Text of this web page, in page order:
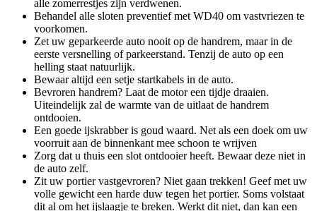
alle zomerrestjes zijn verdwenen.
Behandel alle sloten preventief met WD40 om vastvriezen te
voorkomen.
Zet uw geparkeerde auto nooit op de handrem, maar in de
eerste versnelling of parkeerstand. Tenzij de auto op een
helling staat natuurlijk.
Bewaar altijd een setje startkabels in de auto.
Bevroren handrem? Laat de motor een tijdje draaien.
Uiteindelijk zal de warmte van de uitlaat de handrem
ontdooien.
Een goede ijskrabber is goud waard. Net als een doek om uw
voorruit aan de binnenkant mee schoon te wrijven
Zorg dat u thuis een slot ontdooier heeft. Bewaar deze niet in
de auto zelf.
Zit uw portier vastgevroren? Niet gaan trekken! Geef met uw
volle gewicht een harde duw tegen het portier. Soms volstaat
dit al om het ijslaagje te breken. Werkt dit niet, dan kan een